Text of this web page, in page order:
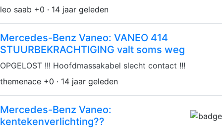
leo saab +0 · 14 jaar geleden
Mercedes-Benz Vaneo: VANEO 414
STUURBEKRACHTIGING valt soms weg
OPGELOST !!! Hoofdmassakabel slecht contact !!!
themenace +0 · 14 jaar geleden
Mercedes-Benz Vaneo:
kentekenverlichting??